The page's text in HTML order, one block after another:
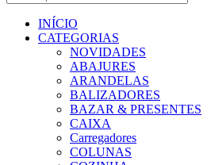
INÍCIO
CATEGORIAS
NOVIDADES
ABAJURES
ARANDELAS
BALIZADORES
BAZAR & PRESENTES
CAIXA
Carregadores
COLUNAS